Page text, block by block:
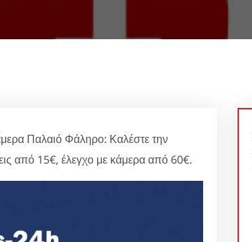
Παλαιό Φάληρο: Καλέστε την
από 15€, έλεγχο με κάμερα από 60€.